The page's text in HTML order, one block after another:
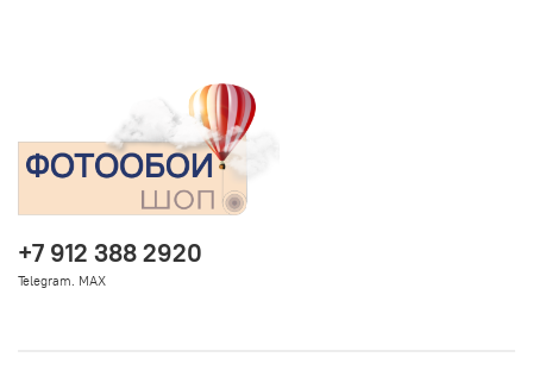
+7 912 388 2920
Telegram. MAX